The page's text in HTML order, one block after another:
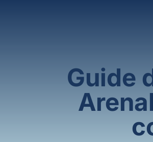
Guide